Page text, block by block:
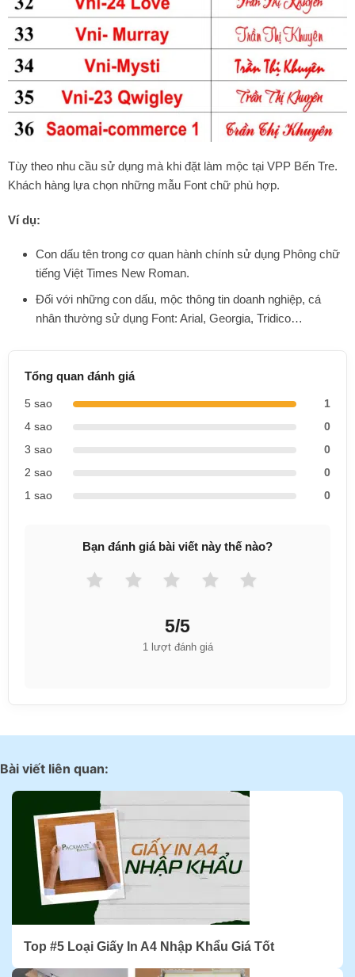
Tùy theo nhu cầu sử dụng mà khi đặt làm mộc tại VPP Bến Tre.
Khách hàng lựa chọn những mẫu Font chữ phù hợp.
Ví dụ:
Con dấu tên trong cơ quan hành chính sử dụng Phông chữ
tiếng Việt Times New Roman.
Đối với những con dấu, mộc thông tin doanh nghiệp, cá
nhân thường sử dụng Font: Arial, Georgia, Tridico…
Tổng quan đánh giá
5 sao
1
4 sao
0
3 sao
0
2 sao
0
1 sao
0
Bạn đánh giá bài viết này thế nào?
5/5
1 lượt đánh giá
Bài viết liên quan:
Top #5 Loại Giấy In A4 Nhập Khẩu Giá Tốt